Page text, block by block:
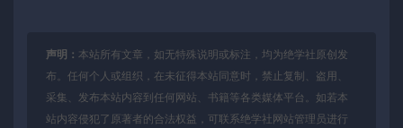
声明： 本站所有文章，如无特殊说明或标注，均为绝学社原创发
布。任何个人或组织，在未征得本站同意时，禁止复制、盗用、
采集、发布本站内容到任何网站、书籍等各类媒体平台。如若本
站内容侵犯了原著者的合法权益，可联系绝学社网站管理员进行